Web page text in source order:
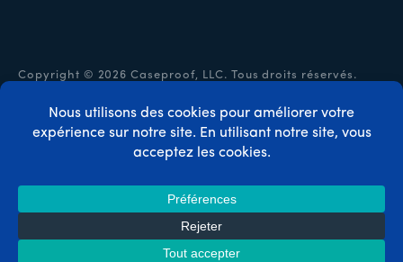
Copyright © 2026 Caseproof, LLC. Tous droits réservés.
Politique de confidentialité / Remboursements
Conditions
générales d'utilisation
Divulgation de la FTC
Code
promo MemberPress